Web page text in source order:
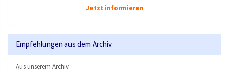
Jetzt informieren
Empfehlungen aus dem Archiv
Aus unserem Archiv